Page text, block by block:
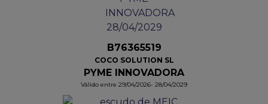
B76365519
COCO SOLUTION SL
PYME INNOVADORA
Válido entre 29/04/2026- 28/04/2029